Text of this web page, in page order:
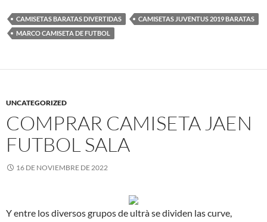
CAMISETAS BARATAS DIVERTIDAS
CAMISETAS JUVENTUS 2019 BARATAS
MARCO CAMISETA DE FUTBOL
UNCATEGORIZED
COMPRAR CAMISETA JAEN
FUTBOL SALA
16 DE NOVIEMBRE DE 2022
Y entre los diversos grupos de ultrà se dividen las curve,